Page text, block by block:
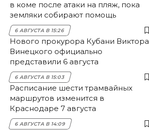
в коме после атаки на пляж, пока
земляки собирают помощь
6 АВГУСТА В 15:26
Нового прокурора Кубани Виктора
Винецкого официально
представили 6 августа
6 АВГУСТА В 15:03
Расписание шести трамвайных
маршрутов изменится в
Краснодаре 7 августа
6 АВГУСТА В 14:09